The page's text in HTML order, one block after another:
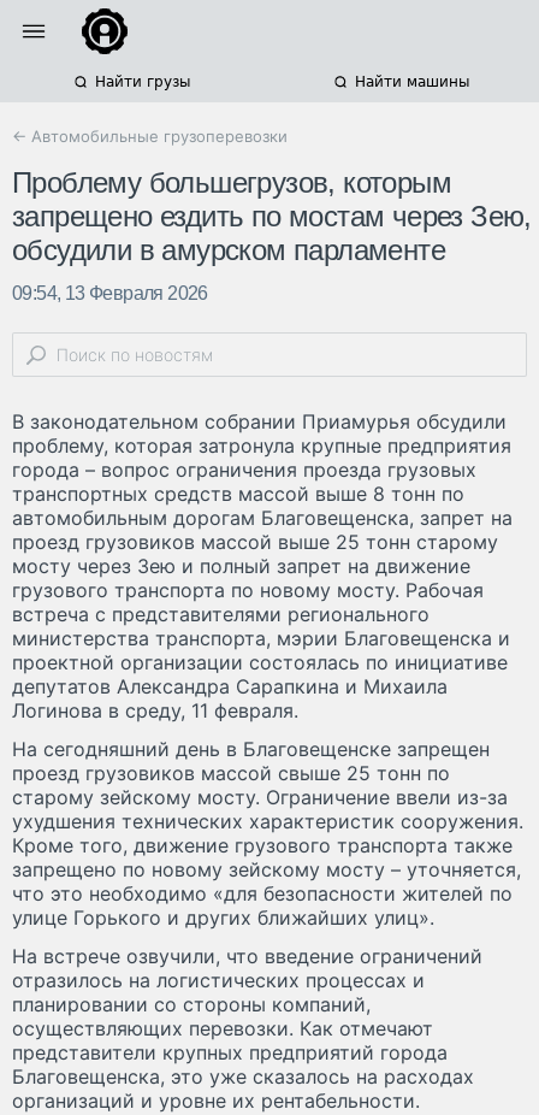
Найти грузы Найти машины
← Автомобильные грузоперевозки
Проблему большегрузов, которым
запрещено ездить по мостам через Зею,
обсудили в амурском парламенте
09:54, 13 Февраля 2026
В законодательном собрании Приамурья обсудили
проблему, которая затронула крупные предприятия
города – вопрос ограничения проезда грузовых
транспортных средств массой выше 8 тонн по
автомобильным дорогам Благовещенска, запрет на
проезд грузовиков массой выше 25 тонн старому
мосту через Зею и полный запрет на движение
грузового транспорта по новому мосту. Рабочая
встреча с представителями регионального
министерства транспорта, мэрии Благовещенска и
проектной организации состоялась по инициативе
депутатов Александра Сарапкина и Михаила
Логинова в среду, 11 февраля.
На сегодняшний день в Благовещенске запрещен
проезд грузовиков массой свыше 25 тонн по
старому зейскому мосту. Ограничение ввели из-за
ухудшения технических характеристик сооружения.
Кроме того, движение грузового транспорта также
запрещено по новому зейскому мосту – уточняется,
что это необходимо «для безопасности жителей по
улице Горького и других ближайших улиц».
На встрече озвучили, что введение ограничений
отразилось на логистических процессах и
планировании со стороны компаний,
осуществляющих перевозки. Как отмечают
представители крупных предприятий города
Благовещенска, это уже сказалось на расходах
организаций и уровне их рентабельности.